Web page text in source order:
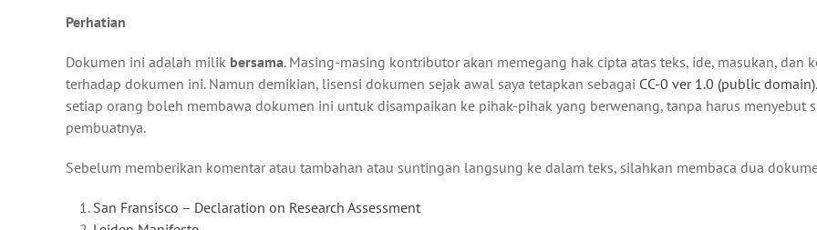
Perhatian
Dokumen ini adalah milik bersama. Masing-masing kontributor akan memegang hak cipta atas teks, ide, masukan, dan
terhadap dokumen ini. Namun demikian, lisensi dokumen sejak awal saya tetapkan sebagai CC-0 ver 1.0 (public domain)
setiap orang boleh membawa dokumen ini untuk disampaikan ke pihak-pihak yang berwenang, tanpa harus menyebut
pembuatnya.
Sebelum memberikan komentar atau tambahan atau suntingan langsung ke dalam teks, silahkan membaca dua
San Fransisco – Declaration on Research Assessment